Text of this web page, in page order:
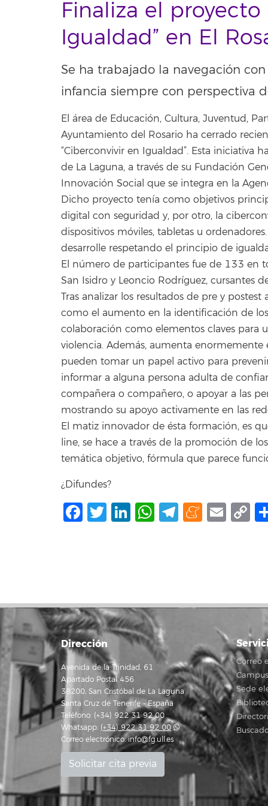
Finaliza el proyecto
Igualdad” en El
Se ha trabajado la navegación
infancia siempre con perspectiva
El área de Educación, Cultura, Juventud,
Ayuntamiento del Rosario ha cerrado
“Ciberconvivir en Igualdad”. Esta iniciativa
de La Laguna, a través de su Fundación
Innovación Social que se integra en la
Dicho proyecto tenía como objetivos
digital con seguridad y, por otro, la
dispositivos móviles, tabletas u
desarrolle respetando el principio de
El número de participantes fue de 133 en
San Isidro y Leoncio Rodríguez, cursantes
Tras analizar los resultados de pre y
como el aumento en la identificación de
colaboración como elementos claves para
violencia. Además, aumenta
pueden tomar un papel activo para
informar a alguna persona adulta de
compañera o compañero, o apoyar a las
mostrando su apoyo activamente en las
El matiz innovador de ésta formación, es
line, se hace a través de la promoción de
temática objetivo, fórmula que parece
¿Difundes?
Facebook
Twitter
LinkedIn
WhatsApp
Telegram
Dirección
Avenida de la Trinidad, 61
Apartado Postal 456
38200, San Cristóbal de La Laguna
Santa Cruz de Tenerife - España
Teléfono: (+34) 922 31 92 00
Whatsapp: (+34) 922 31 92 00
Correo electrónico:info@fg.ull.es
Solicitar cita previa
Correo
Sede